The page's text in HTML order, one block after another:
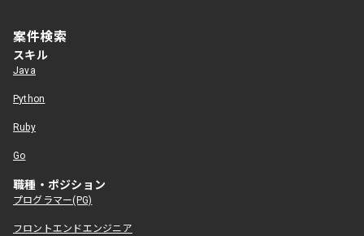
案件検索
スキル
Java
Python
Ruby
Go
職種・ポジション
プログラマー(PG)
フロントエンドエンジニア